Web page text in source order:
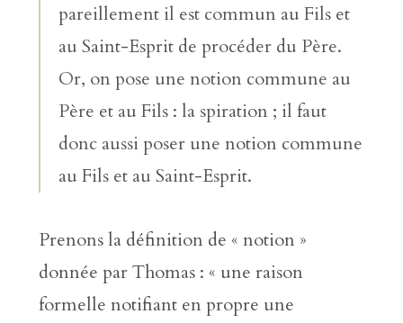
pareillement il est commun au Fils et
au Saint-Esprit de procéder du Père.
Or, on pose une notion commune au
Père et au Fils : la spiration ; il faut
donc aussi poser une notion commune
au Fils et au Saint-Esprit.
Prenons la définition de « notion »
donnée par Thomas : « une raison
formelle notifiant en propre une